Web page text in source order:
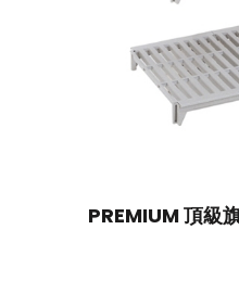
PREMIUM 頂級